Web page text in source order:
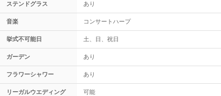
ステンドグラス あり
音楽 コンサートハープ
挙式不可能日 土、日、祝日
ガーデン あり
フラワーシャワー あり
リーガルウエディング 可能